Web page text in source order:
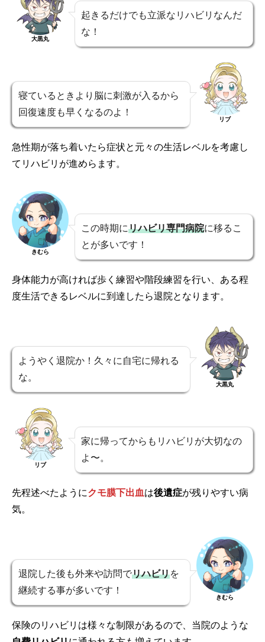
大黒丸
起きるだけでも立派なリハビリなんだ
な！
寝ているときより脳に刺激が入るから
回復速度も早くなるのよ！
リブ
急性期が落ち着いたら症状と元々の生活レベルを考慮し
てリハビリが進めらます。
きむら
この時期にリハビリ専門病院に移るこ
とが多いです！
身体能力が高ければ歩く練習や階段練習を行い、ある程
度生活できるレベルに到達したら退院となります。
ようやく退院か！久々に自宅に帰れる
な。
大黒丸
リブ
家に帰ってからもリハビリが大切なの
よ〜。
先程述べたようにクモ膜下出血は後遺症が残りやすい病
気。
退院した後も外来や訪問でリハビリを
継続する事が多いです！
きむら
保険のリハビリは様々な制限があるので、当院のような